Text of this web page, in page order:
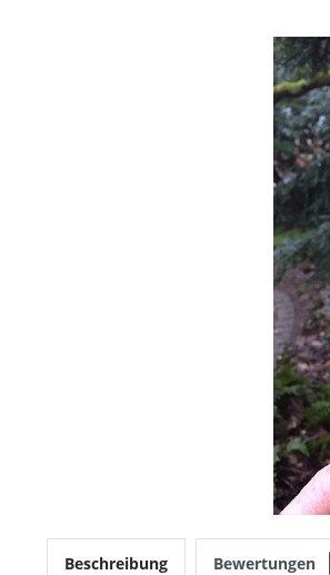
Beschreibung Bewertungen